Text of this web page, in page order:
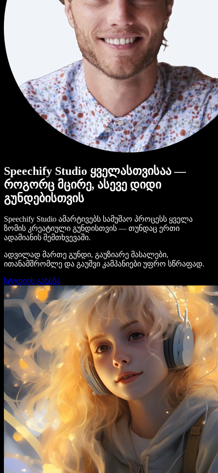
Speechify Studio ყველასთვისაა —
როგორც მცირე, ასევე დიდი
გუნდებისთვის
Speechify Studio ამარტივებს სამუშაო პროცესს ყველა
ზომის კრეატიული გუნდისთვის — თუნდაც ერთი
ადამიანის შემთხვევაში.
ადვილად მართე გუნდი, გაუზიარე მასალები,
ითანამშრომლე და გაუშვი კამპანიები უფრო სწრაფად.
სტუდიის გახსნა